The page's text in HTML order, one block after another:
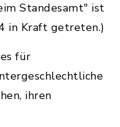
Standesamt" ist
in Kraft getreten.)
für
ihren